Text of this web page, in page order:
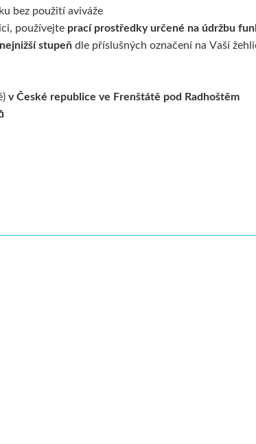
bez použití aviváže
používejte prací prostředky určené na údržbu
nejnižší stupeň dle příslušných označení na Vaší
v České republice ve Frenštátě pod Radhoštěm